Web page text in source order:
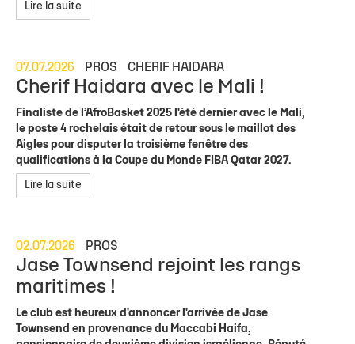
Lire la suite
07.07.2026 PROS CHERIF HAIDARA
Cherif Haidara avec le Mali !
Finaliste de l’AfroBasket 2025 l'été dernier avec le Mali,
le poste 4 rochelais était de retour sous le maillot des
Aigles pour disputer la troisième fenêtre des
qualifications à la Coupe du Monde FIBA Qatar 2027.
Lire la suite
02.07.2026 PROS
Jase Townsend rejoint les rangs
maritimes !
Le club est heureux d'annoncer l'arrivée de Jase
Townsend en provenance du Maccabi Haifa,